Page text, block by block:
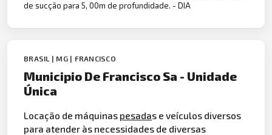
de sucção para 5, 00m de profundidade. - DIA
BRASIL | MG | FRANCISCO
Municipio De Francisco Sa - Unidade
Única
Locação de máquinas pesadas e veículos diversos
para atender às necessidades de diversas